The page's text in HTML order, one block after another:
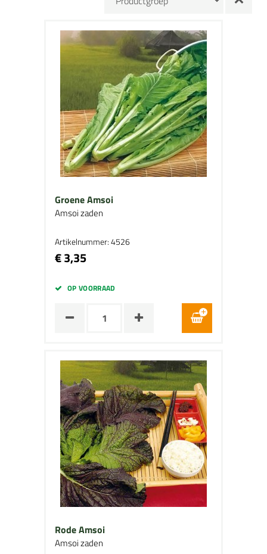
Groene Amsoi
Amsoi zaden
Artikelnummer: 4526
€ 3,35
OP VOORRAAD
Rode Amsoi
Amsoi zaden